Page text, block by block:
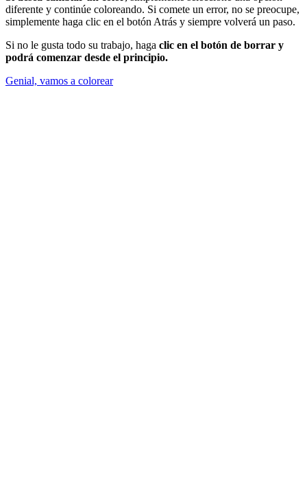
diferente y continúe coloreando. Si comete un error, no se preocupe,
simplemente haga clic en el botón Atrás y siempre volverá un paso.
Si no le gusta todo su trabajo, haga clic en el botón de borrar y
podrá comenzar desde el principio.
Genial, vamos a colorear